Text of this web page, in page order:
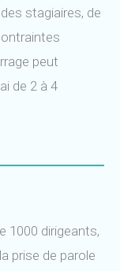
stagiaires, de
peut
de 2 à 4
1000 dirigeants,
prise de parole